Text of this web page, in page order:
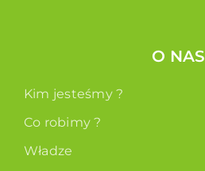
O NAS
Kim jesteśmy ?
Co robimy ?
Władze